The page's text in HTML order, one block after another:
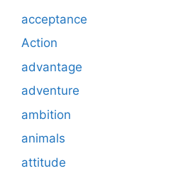
acceptance
Action
advantage
adventure
ambition
animals
attitude